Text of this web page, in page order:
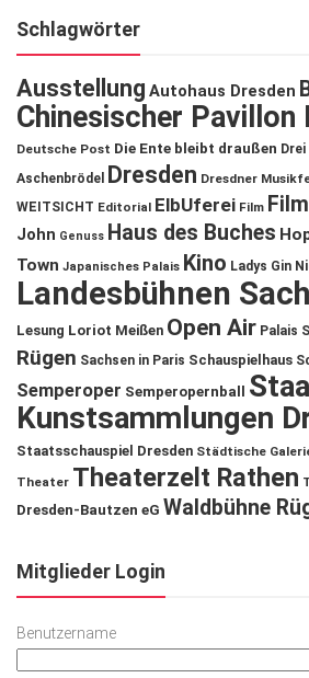
Schlagwörter
Ausstellung Autohaus Dresden
Chinesischer Pavillon
Deutsche Post Die Ente bleibt draußen
Aschenbrödel
Dresden Dresdner
WEITSICHT Editorial ElbUferei Film
John Genuss Haus des Buches
Town Japanisches Palais Kino Ladys Gin
Landesbühnen
Lesung Loriot Meißen Open Air Palais
Rügen Sachsen in Paris Schauspielhaus
Semperoper Semperopernball
Kunstsammlungen
Staatsschauspiel Dresden Städtische
Theater Theaterzelt Rathen
Dresden-Bautzen eG Waldbühne
Mitglieder Login
Benutzername